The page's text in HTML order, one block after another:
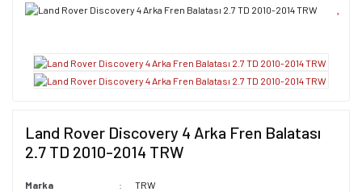
Land Rover Discovery 4 Arka Fren Balatası
2.7 TD 2010-2014 TRW
Marka
TRW